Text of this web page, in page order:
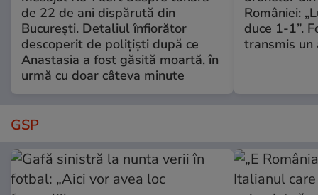
de 22 de ani dispărută din
București. Detaliul înfiorător
descoperit de polițiști după ce
Anastasia a fost găsită moartă, în
urmă cu doar câteva minute
României:
duce 1-1”.
transmis un
GSP